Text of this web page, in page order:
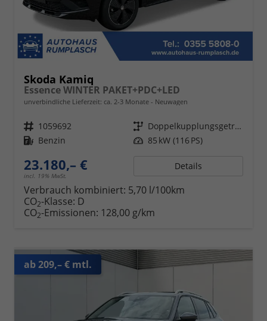
Skoda Kamiq
Essence WINTER PAKET+PDC+LED
unverbindliche Lieferzeit: ca. 2-3 Monate Neuwagen
Fahrzeugnr. 1059692 Getriebe
Doppelkupplungsgetriebe (DSG)
Kraftstoff Benzin Leistung 85 kW (116 PS)
23.180,– €
incl. 19% MwSt.
Details
Verbrauch kombiniert: 5,70 l/100km
CO2-Klasse: D
CO2-Emissionen: 128,00 g/km
ab 209,– € mtl.